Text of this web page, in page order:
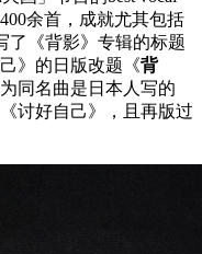
余首，成就尤其包括
了《背影》专辑的标题
》的日版改题《背
同名曲是日本人写的
讨好自己》，且再版过